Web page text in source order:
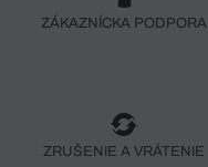
ZÁKAZNÍCKA PODPORA
ZRUŠENIE A VRÁTENIE